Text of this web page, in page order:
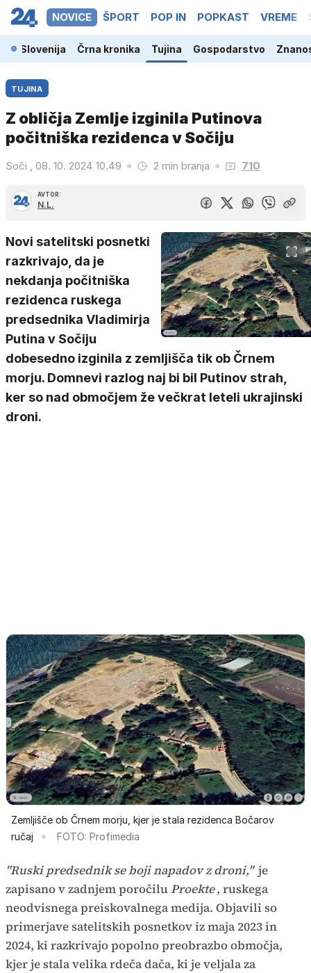
NOVICE ŠPORT POP IN POPKAST VREME
Slovenija Črna kronika Tujina Gospodarstvo
TUJINA
Z obličja Zemlje izginila Putinova
počitniška rezidenca v Sočiju
Soči , 08. 10. 2024 10.49 2 min branja 710
AVTOR:
N.L.
Novi satelitski posnetki
razkrivajo, da je
nekdanja počitniška
rezidenca ruskega
predsednika Vladimirja
Putina v Sočiju
dobesedno izginila z zemljišča tik ob Črnem
morju. Domnevi razlog naj bi bil Putinov strah,
ker so nad območjem že večkrat leteli ukrajinski
droni.
Zemljišče ob Črnem morju, kjer je stala rezidenca Bočarov
ručaj
FOTO: Profimedia
"Ruski predsednik se boji napadov z droni," je
zapisano v zadnjem poročiluProekte, ruskega
neodvisnega preiskovalnega medija. Objavili so
primerjave satelitskih posnetkov iz maja 2023 in
2024, ki razkrivajo popolno preobrazbo območja,
kjer je stala velika rdeča dača, ki je veljala za